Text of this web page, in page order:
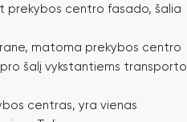
prekybos centro fasado, šalia
matoma prekybos centro
šalį vykstantiems transporto
centras, yra vienas